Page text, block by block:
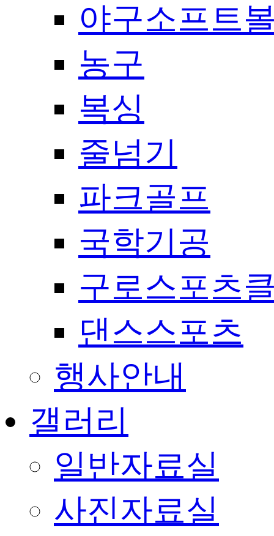
야구소프트
농구
복싱
줄넘기
파크골프
국학기공
구로스포츠
댄스스포츠
행사안내
갤러리
일반자료실
사진자료실